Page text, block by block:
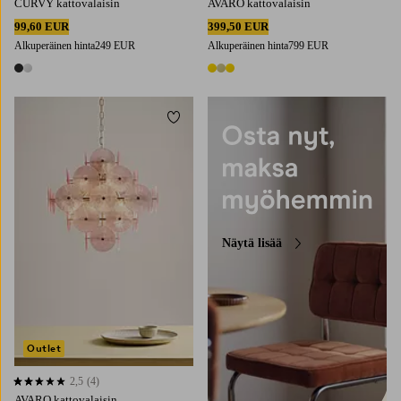
CURVY kattovalaisin
99,60 EUR
Alkuperäinen hinta249 EUR
2 värejä
AVARO kattovalaisin
399,50 EUR
Alkuperäinen hinta799 EUR
3 värejä
2,5 perustuen 4 arvosanaan
2,5 (4)
Outlet
Lisää suosikkeihin
Näytä lisää